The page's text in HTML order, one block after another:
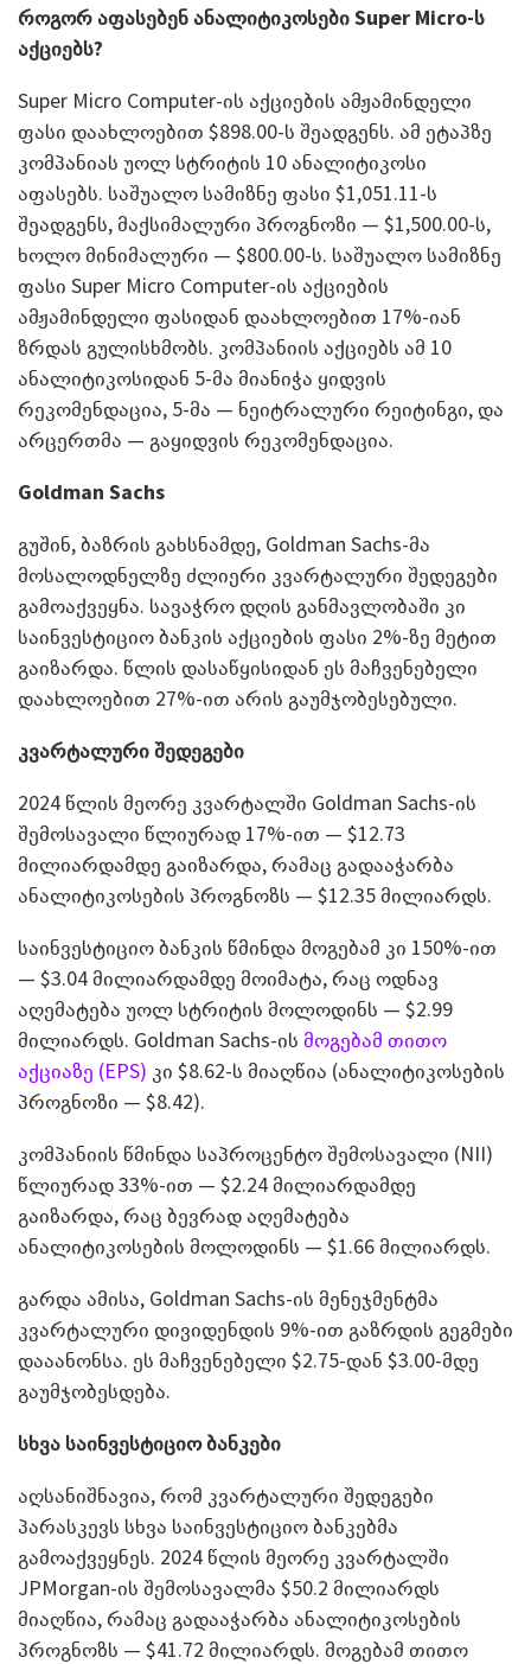
როგორ აფასებენ ანალიტიკოსები Super Micro-ს
აქციებს?
Super Micro Computer-ის აქციების ამჟამინდელი
ფასი დაახლოებით $898.00-ს შეადგენს. ამ ეტაპზე
კომპანიას უოლ სტრიტის 10 ანალიტიკოსი
აფასებს. საშუალო სამიზნე ფასი $1,051.11-ს
შეადგენს, მაქსიმალური პროგნოზი — $1,500.00-ს,
ხოლო მინიმალური — $800.00-ს. საშუალო სამიზნე
ფასი Super Micro Computer-ის აქციების
ამჟამინდელი ფასიდან დაახლოებით 17%-იან
ზრდას გულისხმობს. კომპანიის აქციებს ამ 10
ანალიტიკოსიდან 5-მა მიანიჭა ყიდვის
რეკომენდაცია, 5-მა — ნეიტრალური რეიტინგი, და
არცერთმა — გაყიდვის რეკომენდაცია.
Goldman Sachs
გუშინ, ბაზრის გახსნამდე, Goldman Sachs-მა
მოსალოდნელზე ძლიერი კვარტალური შედეგები
გამოაქვეყნა. სავაჭრო დღის განმავლობაში კი
საინვესტიციო ბანკის აქციების ფასი 2%-ზე მეტით
გაიზარდა. წლის დასაწყისიდან ეს მაჩვენებელი
დაახლოებით 27%-ით არის გაუმჯობესებული.
კვარტალური შედეგები
2024 წლის მეორე კვარტალში Goldman Sachs-ის
შემოსავალი წლიურად 17%-ით — $12.73
მილიარდამდე გაიზარდა, რამაც გადააჭარბა
ანალიტიკოსების პროგნოზს — $12.35 მილიარდს.
საინვესტიციო ბანკის წმინდა მოგებამ კი 150%-ით
— $3.04 მილიარდამდე მოიმატა, რაც ოდნავ
აღემატება უოლ სტრიტის მოლოდინს — $2.99
მილიარდს. Goldman Sachs-ის მოგებამ თითო
აქციაზე (EPS) კი $8.62-ს მიაღწია (ანალიტიკოსების
პროგნოზი — $8.42).
კომპანიის წმინდა საპროცენტო შემოსავალი (NII)
წლიურად 33%-ით — $2.24 მილიარდამდე
გაიზარდა, რაც ბევრად აღემატება
ანალიტიკოსების მოლოდინს — $1.66 მილიარდს.
გარდა ამისა, Goldman Sachs-ის მენეჯმენტმა
კვარტალური დივიდენდის 9%-ით გაზრდის გეგმები
დააანონსა. ეს მაჩვენებელი $2.75-დან $3.00-მდე
გაუმჯობესდება.
სხვა საინვესტიციო ბანკები
აღსანიშნავია, რომ კვარტალური შედეგები
პარასკევს სხვა საინვესტიციო ბანკებმა
გამოაქვეყნეს. 2024 წლის მეორე კვარტალში
JPMorgan-ის შემოსავალმა $50.2 მილიარდს
მიაღწია, რამაც გადააჭარბა ანალიტიკოსების
პროგნოზს — $41.72 მილიარდს. მოგებამ თითო